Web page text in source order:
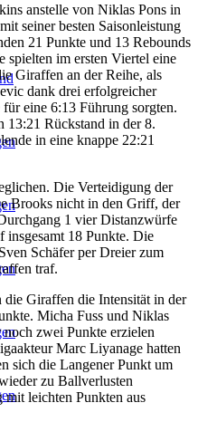
anstelle von Niklas Pons in
seiner besten Saisonleistung
21 Punkte und 13 Rebounds
im ersten Viertel eine
Giraffen an der Reihe, als
dank drei erfolgreicher
eine 6:13 Führung sorgten.
13:21 Rückstand in der 8.
in eine knappe 22:21
Die Verteidigung der
Brooks nicht in den Griff, der
1 vier Distanzwürfe
insgesamt 18 Punkte. Die
Schäfer per Dreier zum
traf.
die Giraffen die Intensität in der
Micha Fuss und Niklas
zwei Punkte erzielen
Marc Liyanage hatten
sich die Langener Punkt um
zu Ballverlusten
leichten Punkten aus